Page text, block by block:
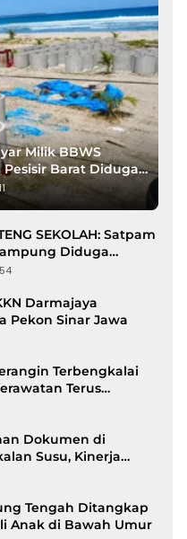
Milik BBWS
Barat Diduga
SEKOLAH: Satpam
Diduga
Darmajaya
Pekon Sinar Jawa
Terbengkalai
Terus
Dokumen di
Susu, Kinerja
Disorot
Tengah Ditangkap
Anak di Bawah Umur